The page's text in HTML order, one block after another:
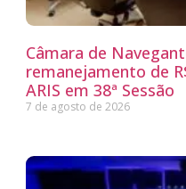
Câmara de
remanejamento de
ARIS em 38ª Sessão
7 de agosto de 2026